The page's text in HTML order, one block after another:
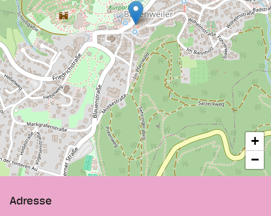
+
−
Adresse